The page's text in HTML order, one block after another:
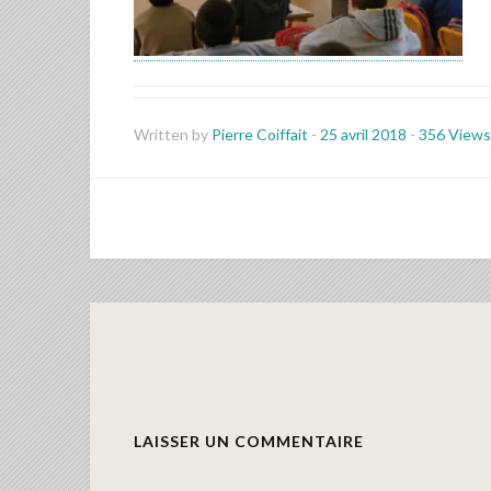
Written by Pierre Coiffait - 25 avril 2018 - 356 Views
LAISSER UN COMMENTAIRE